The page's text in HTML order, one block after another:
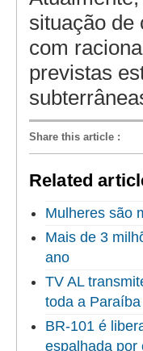
situação de
com
previstas
Share this article :
Related
Mulheres são
Mais de 3
ano
TV AL
toda a Paraíba
BR-101 é
espalhada por